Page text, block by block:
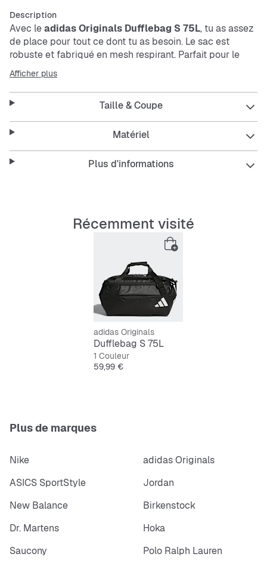
Description
Avec leadidas Originals Dufflebag S 75L, tu as assez
de place pour tout ce dont tu as besoin. Le sac est
robuste et fabriqué en mesh respirant. Parfait pour le
sport, les loisirs ou les courts voyages.
Caractéristiques :
Grand compartiment principal avec un volume de
respirant pour une bonne ventilation
Poignées confortables et bandoulière réglable
Design simple en noir avec logo blanc
Afficher plus
Taille & Coupe
Matériel
Plus d'informations
Récemment visité
adidas Originals
Dufflebag S 75L
1 Couleur
Prix
59,99 €
Plus de marques
Nike
adidas Originals
ASICS SportStyle
Jordan
New Balance
Birkenstock
Dr. Martens
Hoka
Saucony
Polo Ralph Lauren